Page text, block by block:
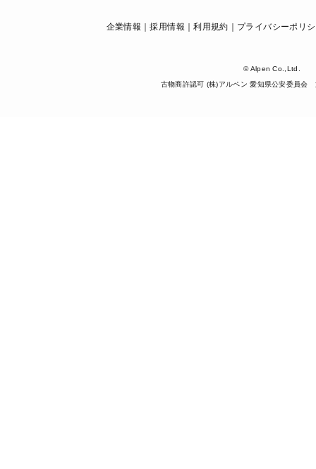
企業情報 採用情報 利用規約 プライバシーポリ
© Alpen Co.,Ltd.
古物商許認可 (株)アルペン 愛知県公安委員